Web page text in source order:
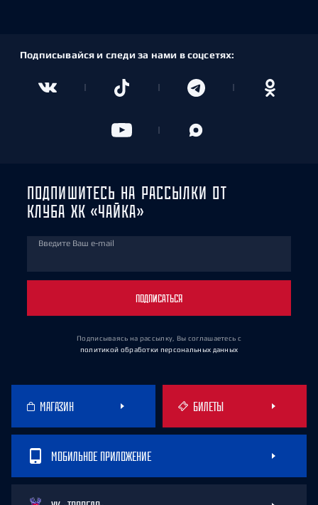
Подписывайся и следи за нами в соцсетях:
ПОДПИШИТЕСЬ НА РАССЫЛКИ ОТ
КЛУБА ХК «ЧАЙКА»
Введите Ваш e-mail
ПОДПИСАТЬСЯ
Подписываясь на рассылку, Вы соглашаетесь с
политикой обработки персональных данных
МАГАЗИН БИЛЕТЫ
МОБИЛЬНОЕ ПРИЛОЖЕНИЕ